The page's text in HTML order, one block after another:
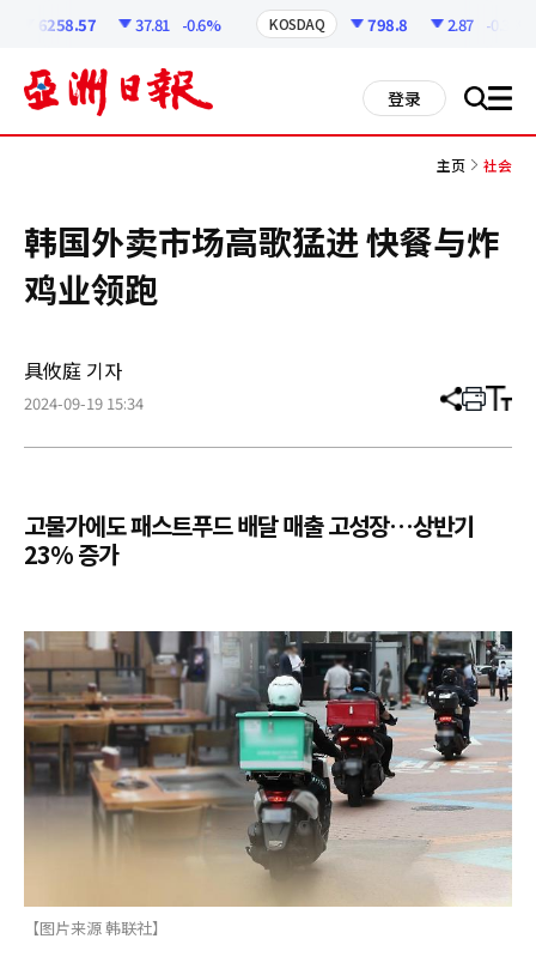
6258.57 37.81 -0.6% KOSDAQ 798.8 2.87 -0.36%
登录 搜 all
主页 社会
韩国外卖市场高歌猛进 快餐与炸
鸡业领跑
具攸庭 기자
2024-09-19 15:34 分
章
打 调
小
고물가에도 패스트푸드 배달 매출 고성장…상반기
23% 증가
【图片来源 韩联社】